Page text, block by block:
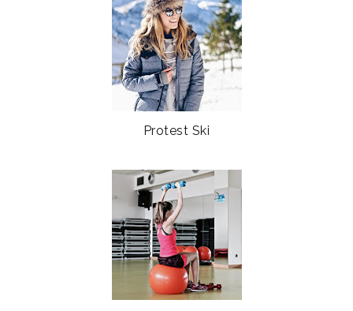
Protest Ski